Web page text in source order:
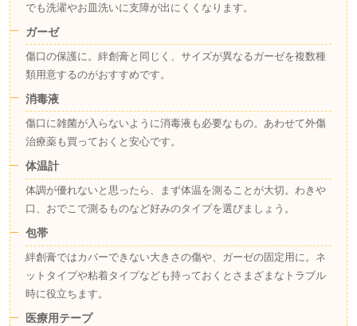
でも洗濯やお皿洗いに支障が出にくくなります。
ガーゼ
傷口の保護に。絆創膏と同じく、サイズが異なるガーゼを複数種
類用意するのがおすすめです。
消毒液
傷口に雑菌が入らないように消毒液も必要なもの。あわせて外傷
治療薬も買っておくと安心です。
体温計
体調が優れないと思ったら、まず体温を測ることが大切。わきや
口、おでこで測るものなど好みのタイプを選びましょう。
包帯
絆創膏ではカバーできない大きさの傷や、ガーゼの固定用に。ネ
ットタイプや粘着タイプなども持っておくとさまざまなトラブル
時に役立ちます。
医療用テープ